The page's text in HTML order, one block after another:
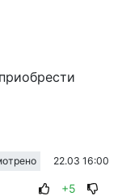
22.03 16:00
+5